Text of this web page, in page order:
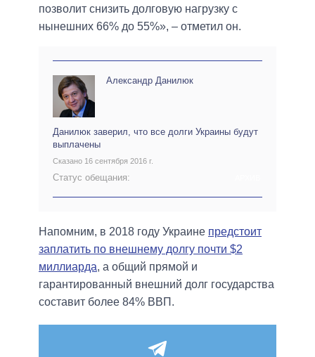
позволит снизить долговую нагрузку с
нынешних 66% до 55%», – отметил он.
Александр Данилюк
Данилюк заверил, что все долги Украины будут
выплачены
Сказано 16 сентября 2016 г.
Статус обещания:
Напомним, в 2018 году Украине предстоит
заплатить по внешнему долгу почти $2
миллиарда, а общий прямой и
гарантированный внешний долг государства
составит более 84% ВВП.